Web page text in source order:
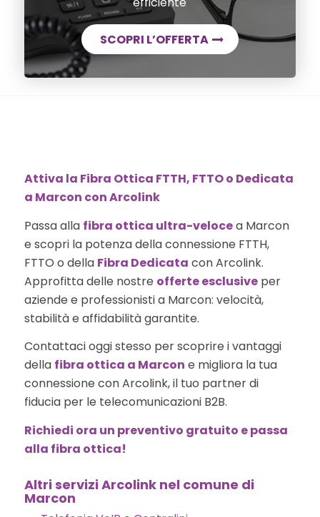
SCOPRI L’OFFERTA
Attiva la Fibra Ottica FTTH, FTTO o Dedicata
a Marcon con Arcolink
Passa alla fibra ottica ultra-velocea Marcon
e scopri la potenza della connessione FTTH,
FTTO o della Fibra Dedicata con Arcolink.
Approfitta delle nostre offerte esclusiveper
aziende e professionisti a Marcon: velocità,
stabilità e affidabilità garantite.
Contattaci oggi stesso per scoprire i vantaggi
della fibra ottica a Marcon e migliora la tua
connessione con Arcolink, il tuo partner di
fiducia per le telecomunicazioni B2B.
Richiedi ora un preventivo gratuito e passa
alla fibra ottica!
Altri servizi Arcolink nel comune di
Marcon